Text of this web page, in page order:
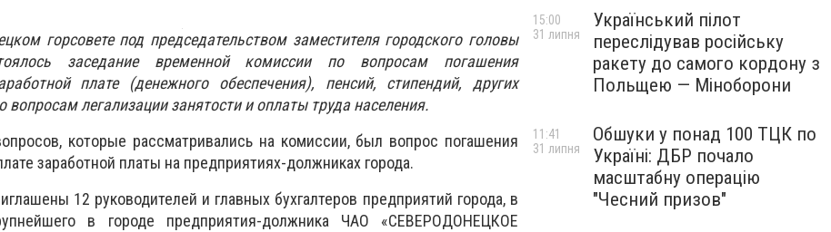
горсовете под председательством заместителя городского головы
заседание временной комиссии по вопросам погашения
плате (денежного обеспечения), пенсий, стипендий, других
легализации занятости и оплаты труда населения.
которые рассматривались на комиссии, был вопрос погашения
заработной платы на предприятиях-должниках города.
12 руководителей и главных бухгалтеров предприятий города, в
в городе предприятия-должника ЧАО «СЕВЕРОДОНЕЦКОЕ
Український пілот
переслідував російську
ракету до самого кордону з
Польщею — Міноборони
15:00
31 липня
Обшуки у понад 100 ТЦК по
Україні: ДБР почало
масштабну операцію
"Чесний призов"
11:41
31 липня